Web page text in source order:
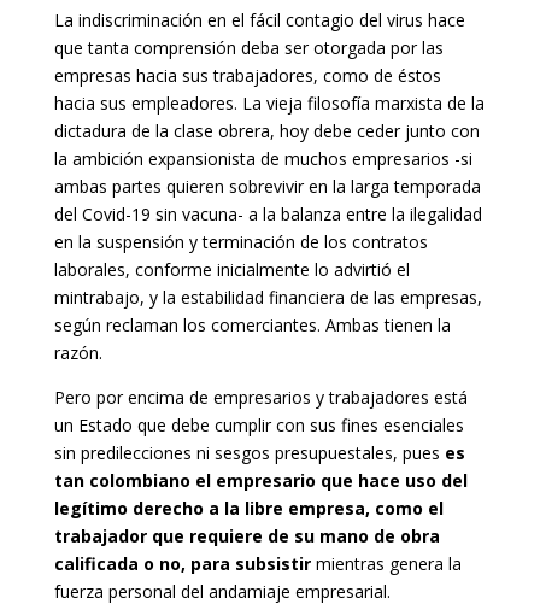
La indiscriminación en el fácil contagio del virus hace
que tanta comprensión deba ser otorgada por las
empresas hacia sus trabajadores, como de éstos
hacia sus empleadores. La vieja filosofía marxista de la
dictadura de la clase obrera, hoy debe ceder junto con
la ambición expansionista de muchos empresarios -si
ambas partes quieren sobrevivir en la larga temporada
del Covid-19 sin vacuna- a la balanza entre la ilegalidad
en la suspensión y terminación de los contratos
laborales, conforme inicialmente lo advirtió el
mintrabajo, y la estabilidad financiera de las empresas,
según reclaman los comerciantes. Ambas tienen la
razón.
Pero por encima de empresarios y trabajadores está
un Estado que debe cumplir con sus fines esenciales
sin predilecciones ni sesgos presupuestales, pues es
tan colombiano el empresario que hace uso del
legítimo derecho a la libre empresa, como el
trabajador que requiere de su mano de obra
calificada o no, para subsistir mientras genera la
fuerza personal del andamiaje empresarial.